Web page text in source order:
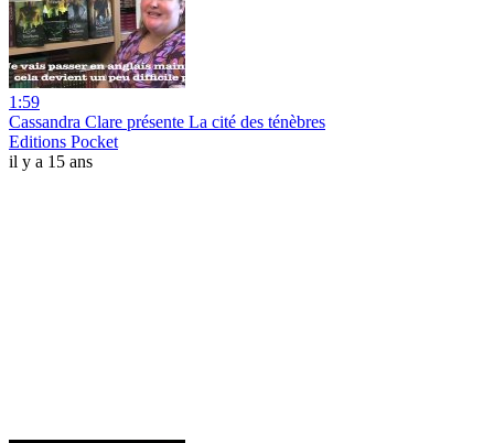
1:59
Cassandra Clare présente La cité des ténèbres
Editions Pocket
il y a 15 ans